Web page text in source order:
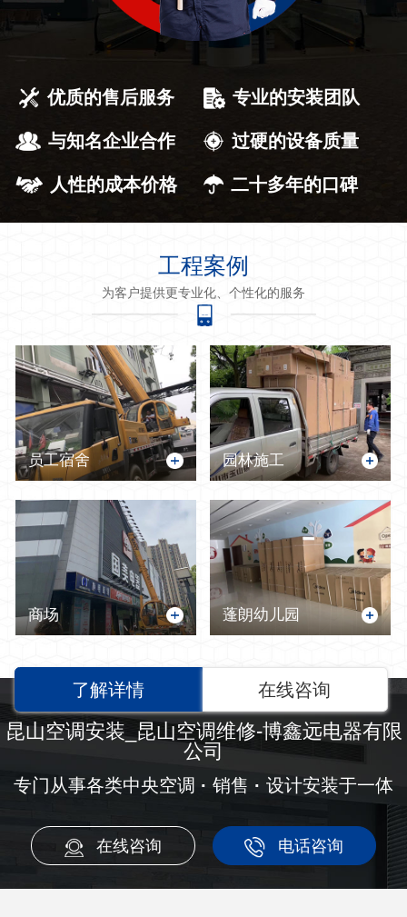
优质的售后服务 专业的安装团队
与知名企业合作 过硬的设备质量
人性的成本价格 二十多年的口碑
工程案例
为客户提供更专业化、个性化的服务
员工宿舍 园林施工
商场 蓬朗幼儿园
了解详情 在线咨询
昆山空调安装_昆山空调维修-博鑫远电器有限
公司
专门从事各类中央空调 · 销售 · 设计安装于一体
在线咨询 电话咨询